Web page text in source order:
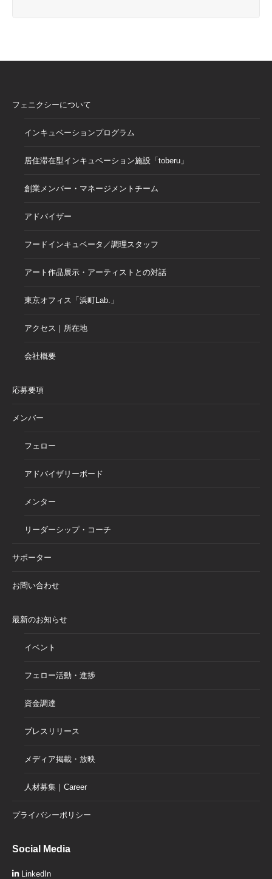
フェニクシーについて
インキュベーションプログラム
居住滞在型インキュベーション施設「toberu」
創業メンバー・マネージメントチーム
アドバイザー
フードインキュベータ／調理スタッフ
アート作品展示・アーティストとの対話
東京オフィス「浜町Lab.」
アクセス｜所在地
会社概要
応募要項
メンバー
フェロー
アドバイザリーボード
メンター
リーダーシップ・コーチ
サポーター
お問い合わせ
最新のお知らせ
イベント
フェロー活動・進捗
資金調達
プレスリリース
メディア掲載・放映
人材募集｜Career
プライバシーポリシー
Social Media
LinkedIn